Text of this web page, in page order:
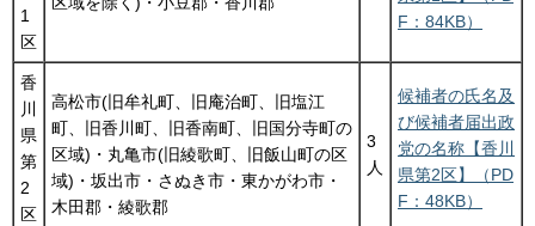
1
区
F：84KB）
香
川
県
第
2
区
高松市(旧牟礼町、旧庵治町、旧塩江
町、旧香川町、旧香南町、旧国分寺町の
区域)・丸亀市(旧綾歌町、旧飯山町の区
域)・坂出市・さぬき市・東かがわ市・
木田郡・綾歌郡
3
人
候補者の氏名及
び候補者届出政
党の名称【香川
県第2区】（PD
F：48KB）